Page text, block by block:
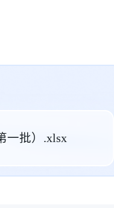
一批）.xlsx